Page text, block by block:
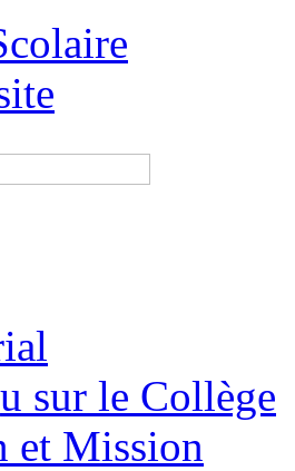
sur le Collège
et Mission